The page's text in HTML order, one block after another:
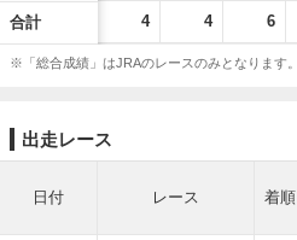
合計 4 4 6
※「総合成績」はJRAのレースのみとなります。
出走レース
日付 レース 着順